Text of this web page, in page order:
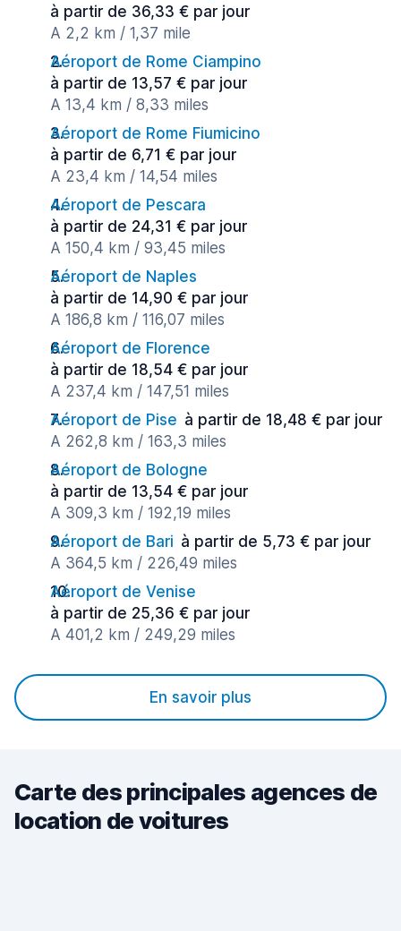
à partir de 36,33 € par jour
A 2,2 km / 1,37 mile
Aéroport de Rome Ciampino
à partir de 13,57 € par jour
A 13,4 km / 8,33 miles
Aéroport de Rome Fiumicino
à partir de 6,71 € par jour
A 23,4 km / 14,54 miles
Aéroport de Pescara
à partir de 24,31 € par jour
A 150,4 km / 93,45 miles
Aéroport de Naples
à partir de 14,90 € par jour
A 186,8 km / 116,07 miles
Aéroport de Florence
à partir de 18,54 € par jour
A 237,4 km / 147,51 miles
Aéroport de Pise à partir de 18,48 € par jour
A 262,8 km / 163,3 miles
Aéroport de Bologne
à partir de 13,54 € par jour
A 309,3 km / 192,19 miles
Aéroport de Bari à partir de 5,73 € par jour
A 364,5 km / 226,49 miles
Aéroport de Venise
à partir de 25,36 € par jour
A 401,2 km / 249,29 miles
En savoir plus
Carte des principales agences de
location de voitures